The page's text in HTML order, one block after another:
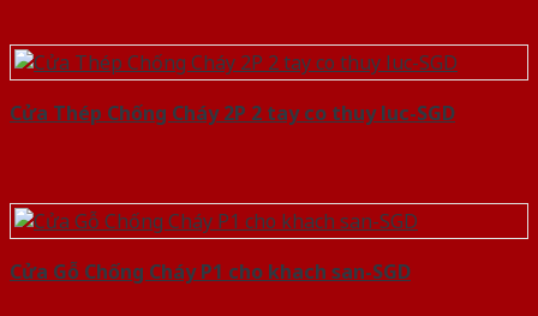
Cửa Thép Chống Cháy 2P 2 tay co thuy luc-SGD
Cửa Gỗ Chống Cháy P1 cho khach san-SGD